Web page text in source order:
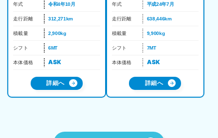
年式 令和4年10月
走行距離 312,271km
積載量 2,900kg
シフト 6MT
本体価格 ASK
詳細へ
年式 平成24年7月
走行距離 638,446km
積載量 9,900kg
シフト 7MT
本体価格 ASK
詳細へ